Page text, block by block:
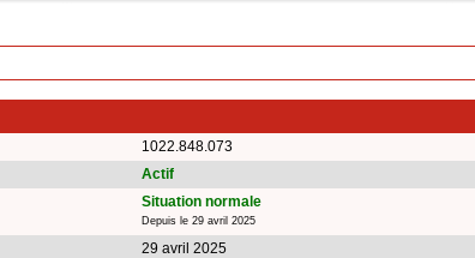
1022.848.073
Actif
Situation normale
Depuis le 29 avril 2025
29 avril 2025